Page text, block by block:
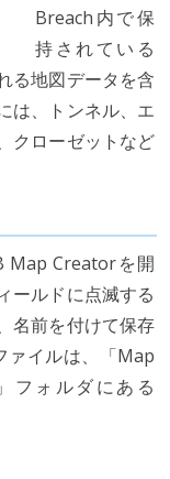
Breach内で保
持されている
る地図データを含
は、トンネル、エ
クローゼットなど
Map Creatorを開
ールドに点滅する
名前を付けて保存
ァイルは、「Map
フォルダにある